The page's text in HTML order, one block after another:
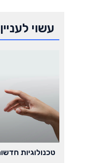
עשוי
טכנולוגיות